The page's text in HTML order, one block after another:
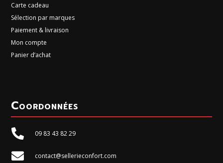
Carte cadeau
Sélection par marques
Paiement & livraison
Mon compte
Panier d’achat
Coordonnées
 09 83 43 82 29
 contact@sellerieconfort.com